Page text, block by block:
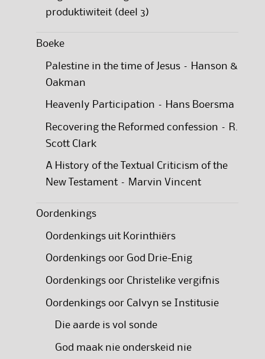
produktiwiteit (deel 3)
Boeke
Palestine in the time of Jesus – Hanson &
Oakman
Heavenly Participation – Hans Boersma
Recovering the Reformed confession – R.
Scott Clark
A History of the Textual Criticism of the
New Testament – Marvin Vincent
Oordenkings
Oordenkings uit Korinthiërs
Oordenkings oor God Drie-Enig
Oordenkings oor Christelike vergifnis
Oordenkings oor Calvyn se Institusie
Die aarde is vol sonde
God maak nie onderskeid nie